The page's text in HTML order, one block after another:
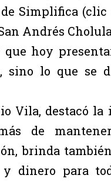
Simplifica (clic
Andrés
que hoy
sino lo que se
Vila, destacó
de
brinda
dinero para